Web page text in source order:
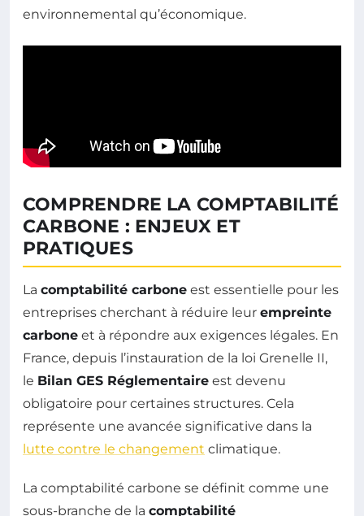
environnemental qu’économique.
COMPRENDRE LA COMPTABILITÉ
CARBONE : ENJEUX ET
PRATIQUES
La comptabilité carbone est essentielle pour les
entreprises cherchant à réduire leur empreinte
carbone et à répondre aux exigences légales. En
France, depuis l’instauration de la loi Grenelle II,
le Bilan GES Réglementaire est devenu
obligatoire pour certaines structures. Cela
représente une avancée significative dans la
lutte contre le changement climatique.
La comptabilité carbone se définit comme une
sous-branche de la comptabilité